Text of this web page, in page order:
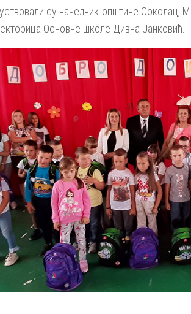
су начелник општине Соколац,
Основне школе Дивна Јанковић.